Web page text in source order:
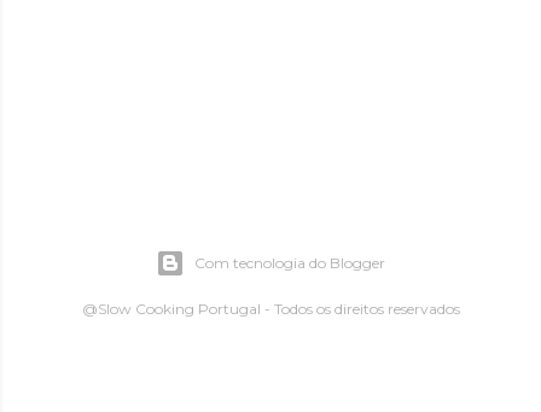
Com tecnologia do Blogger
@Slow Cooking Portugal - Todos os direitos reservados